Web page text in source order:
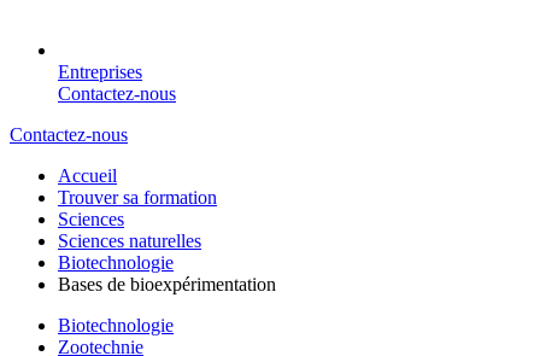
Entreprises
Contactez-nous
Contactez-nous
Accueil
Trouver sa formation
Sciences
Sciences naturelles
Biotechnologie
Bases de bioexpérimentation
Biotechnologie
Zootechnie